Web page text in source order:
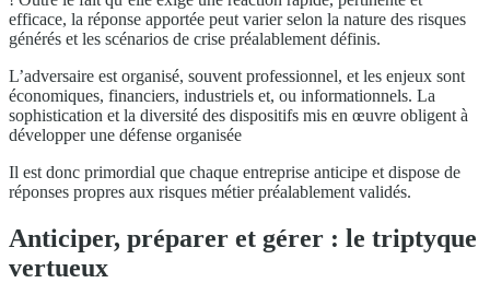
efficace, la réponse apportée peut varier selon la nature des risques
générés et les scénarios de crise préalablement définis.
L’adversaire est organisé, souvent professionnel, et les enjeux sont
économiques, financiers, industriels et, ou informationnels. La
sophistication et la diversité des dispositifs mis en œuvre obligent à
développer une défense organisée
Il est donc primordial que chaque entreprise anticipe et dispose de
réponses propres aux risques métier préalablement validés.
Anticiper, préparer et gérer : le triptyque
vertueux